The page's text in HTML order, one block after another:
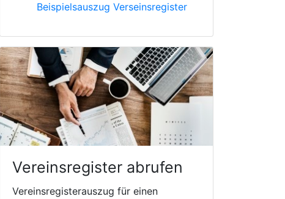
Beispielsauszug Verseinsregister
Vereinsregister abrufen
Vereinsregisterauszug für einen